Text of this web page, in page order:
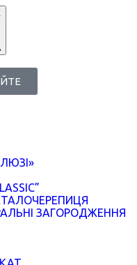
ЗАГОРОДЖЕННЯ